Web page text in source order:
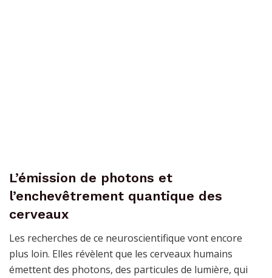
L’émission de photons et
l’enchevêtrement quantique des
cerveaux
Les recherches de ce neuroscientifique vont encore
plus loin. Elles révèlent que les cerveaux humains
émettent des photons, des particules de lumière, qui